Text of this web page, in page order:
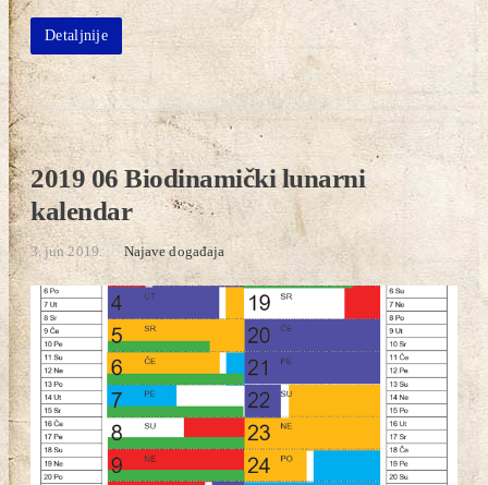
Detaljnije
2019 06 Biodinamički lunarni
kalendar
3. jun 2019. / Najave događaja